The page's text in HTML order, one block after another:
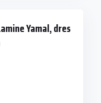
Yamal, dres